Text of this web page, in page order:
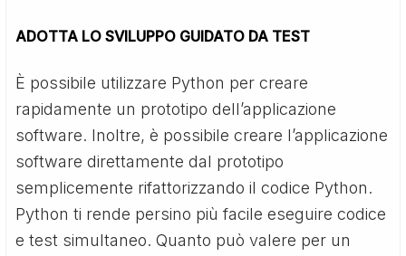
ADOTTA LO SVILUPPO GUIDATO DA TEST
È possibile utilizzare Python per creare
rapidamente un prototipo dell’applicazione
software. Inoltre, è possibile creare l’applicazione
software direttamente dal prototipo
semplicemente rifattorizzando il codice Python.
Python ti rende persino più facile eseguire codice
e test simultaneo. Quanto può valere per un